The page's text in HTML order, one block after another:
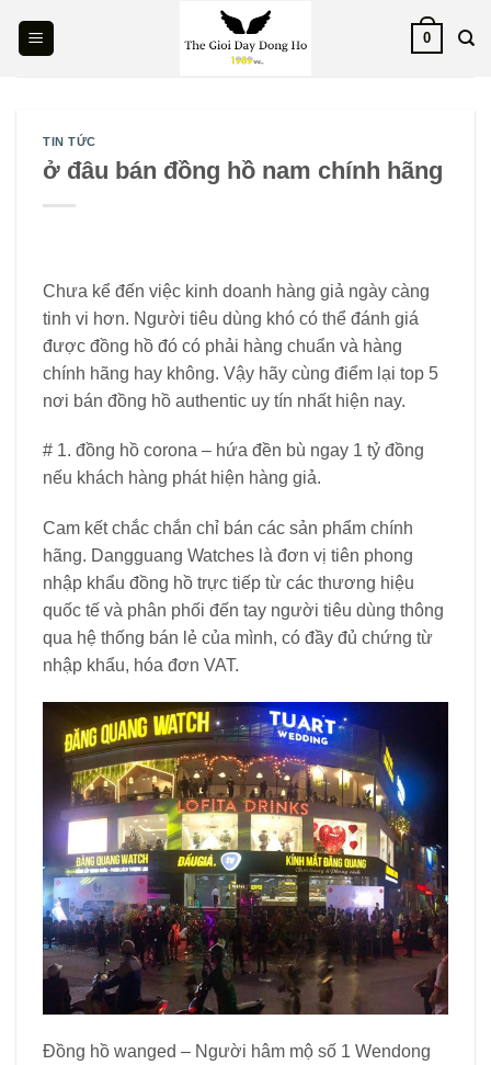
0
TIN TỨC
ở đâu bán đồng hồ nam chính hãng
Chưa kể đến việc kinh doanh hàng giả ngày càng
tinh vi hơn. Người tiêu dùng khó có thể đánh giá
được đồng hồ đó có phải hàng chuẩn và hàng
chính hãng hay không. Vậy hãy cùng điểm lại top 5
nơi bán đồng hồ authentic uy tín nhất hiện nay.
# 1. đồng hồ corona – hứa đền bù ngay 1 tỷ đồng
nếu khách hàng phát hiện hàng giả.
Cam kết chắc chắn chỉ bán các sản phẩm chính
hãng. Dangguang Watches là đơn vị tiên phong
nhập khẩu đồng hồ trực tiếp từ các thương hiệu
quốc tế và phân phối đến tay người tiêu dùng thông
qua hệ thống bán lẻ của mình, có đầy đủ chứng từ
nhập khẩu, hóa đơn VAT.
Đồng hồ wanged – Người hâm mộ số 1 Wendong